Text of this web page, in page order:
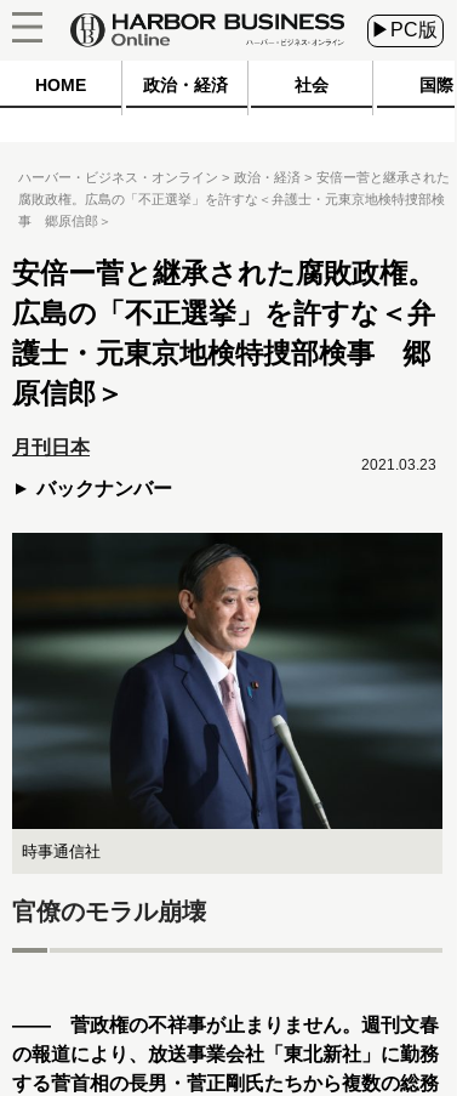
▶PC版
HOME 政治・経済 社会 国際
ハーバー・ビジネス・オンライン 政治・経済
安倍ー菅と継承された
腐敗政権。広島の「不正選挙」を許すな＜弁護士・元東京地検特捜部検
事 郷原信郎＞
安倍ー菅と継承された腐敗政権。
広島の「不正選挙」を許すな＜弁
護士・元東京地検特捜部検事 郷
原信郎＞
月刊日本
バックナンバー
2021.03.23
時事通信社
官僚のモラル崩壊
―― 菅政権の不祥事が止まりません。週刊文春
の報道により、放送事業会社「東北新社」に勤務
する菅首相の長男・菅正剛氏たちから複数の総務